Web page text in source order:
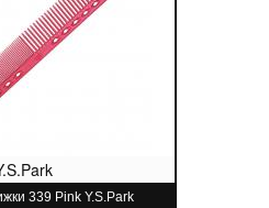
339 Pink Y.S.Park